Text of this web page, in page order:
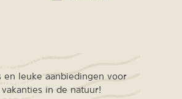
en leuke aanbiedingen voor
in de natuur!